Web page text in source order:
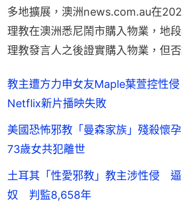
多地擴展，澳洲news.com.au在
理教在澳洲悉尼鬧市購入物業，地
理教發言人之後證實購入物業，但
教主遭方力申女友Maple葉萱控性
Netflix新片播映失敗
美國恐怖邪教「曼森家族」殘殺懷
73歲女共犯離世
土耳其「性愛邪教」教主涉性侵
奴 判監8,658年